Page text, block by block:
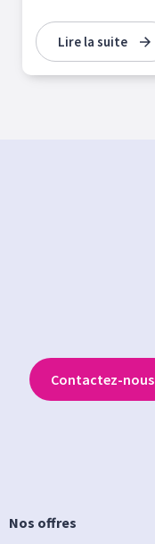
Lire la suite
Nos offres
Contactez-nous